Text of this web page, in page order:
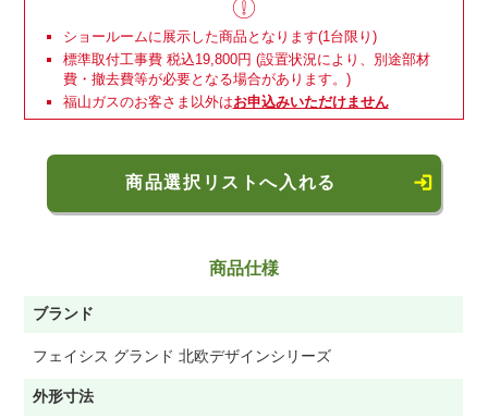
ショールームに展示した商品となります(1台限り)
標準取付工事費 税込19,800円 (設置状況により、別途部材
費・撤去費等が必要となる場合があります。)
福山ガスのお客さま以外はお申込みいただけません
商品選択リストへ入れる
商品仕様
ブランド
フェイシス グランド 北欧デザインシリーズ
外形寸法